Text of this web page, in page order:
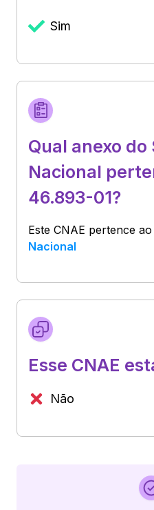
Sim
Qual anexo do
Nacional
46.893-01?
Este CNAE pertence ao
Nacional
Esse CNAE
Não